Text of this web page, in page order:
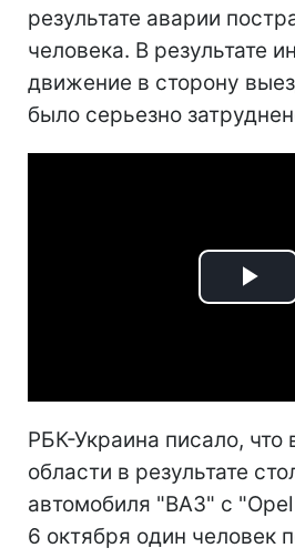
результате аварии
человека. В результате
движение в сторону
было серьезно
РБК-Украина писало, что
области в результате
автомобиля "ВАЗ" с
6 октября один человек